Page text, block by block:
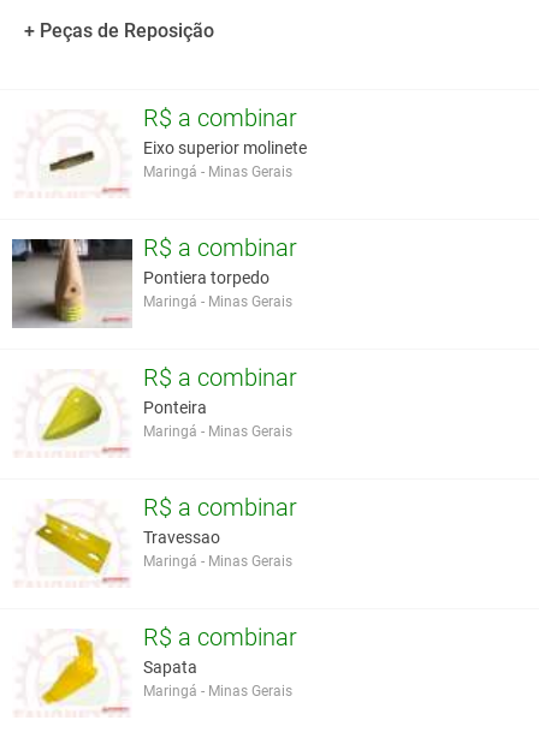
+ Peças de Reposição
R$ a combinar
Eixo superior molinete
Maringá - Minas Gerais
R$ a combinar
Pontiera torpedo
Maringá - Minas Gerais
R$ a combinar
Ponteira
Maringá - Minas Gerais
R$ a combinar
Travessao
Maringá - Minas Gerais
R$ a combinar
Sapata
Maringá - Minas Gerais